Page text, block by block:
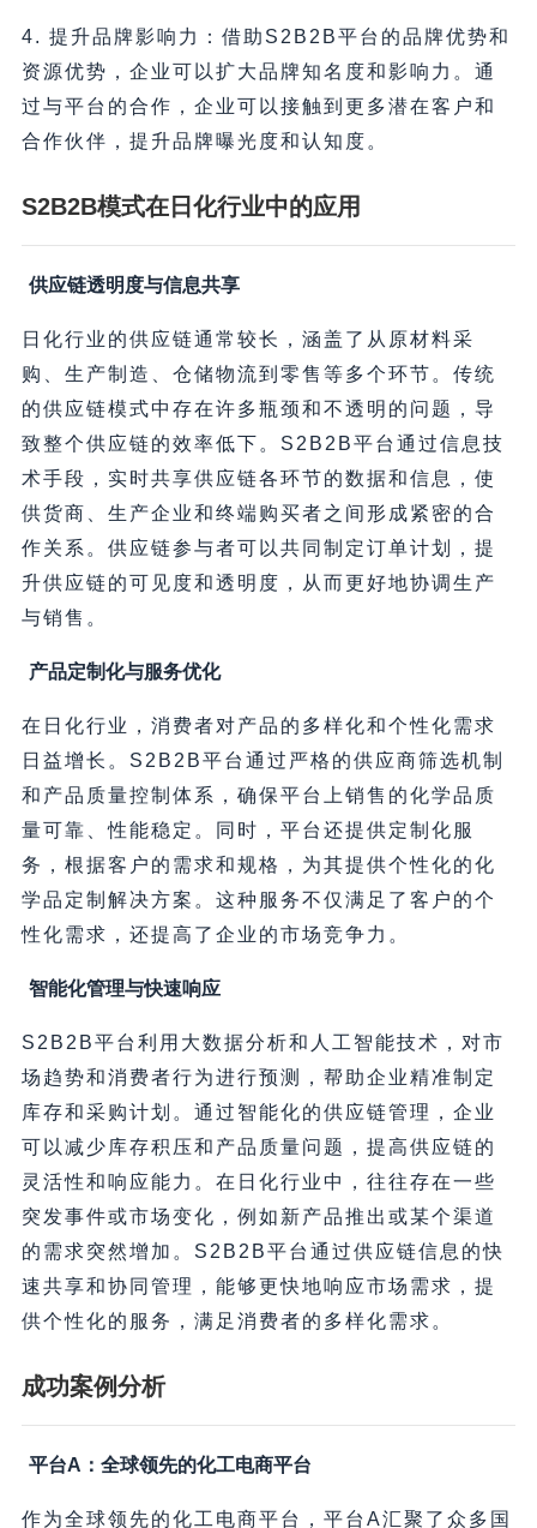
4. 提升品牌影响力：借助S2B2B平台的品牌优势和
资源优势，企业可以扩大品牌知名度和影响力。通
过与平台的合作，企业可以接触到更多潜在客户和
合作伙伴，提升品牌曝光度和认知度。
S2B2B模式在日化行业中的应用
供应链透明度与信息共享
日化行业的供应链通常较长，涵盖了从原材料采
购、生产制造、仓储物流到零售等多个环节。传统
的供应链模式中存在许多瓶颈和不透明的问题，导
致整个供应链的效率低下。S2B2B平台通过信息技
术手段，实时共享供应链各环节的数据和信息，使
供货商、生产企业和终端购买者之间形成紧密的合
作关系。供应链参与者可以共同制定订单计划，提
升供应链的可见度和透明度，从而更好地协调生产
与销售。
产品定制化与服务优化
在日化行业，消费者对产品的多样化和个性化需求
日益增长。S2B2B平台通过严格的供应商筛选机制
和产品质量控制体系，确保平台上销售的化学品质
量可靠、性能稳定。同时，平台还提供定制化服
务，根据客户的需求和规格，为其提供个性化的化
学品定制解决方案。这种服务不仅满足了客户的个
性化需求，还提高了企业的市场竞争力。
智能化管理与快速响应
S2B2B平台利用大数据分析和人工智能技术，对市
场趋势和消费者行为进行预测，帮助企业精准制定
库存和采购计划。通过智能化的供应链管理，企业
可以减少库存积压和产品质量问题，提高供应链的
灵活性和响应能力。在日化行业中，往往存在一些
突发事件或市场变化，例如新产品推出或某个渠道
的需求突然增加。S2B2B平台通过供应链信息的快
速共享和协同管理，能够更快地响应市场需求，提
供个性化的服务，满足消费者的多样化需求。
成功案例分析
平台A：全球领先的化工电商平台
作为全球领先的化工电商平台，平台A汇聚了众多国